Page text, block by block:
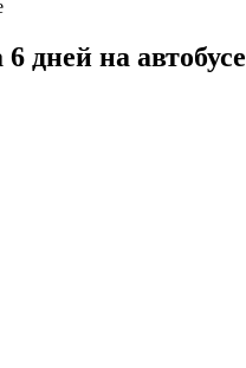
дней на автобусе